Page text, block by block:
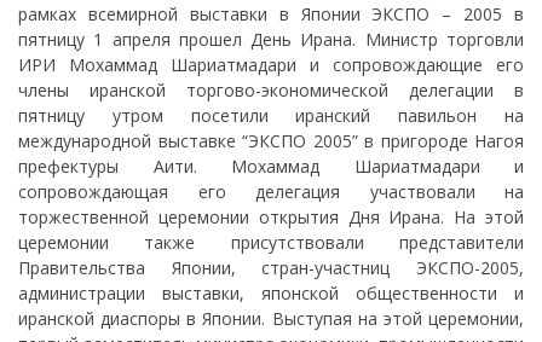
рамках всемирной выставки в Японии ЭКСПО – 2005 в
пятницу 1 апреля прошел День Ирана. Министр торговли
ИРИ Мохаммад Шариатмадари и сопровождающие его
члены иранской торгово-экономической делегации в
пятницу утром посетили иранский павильон на
международной выставке “ЭКСПО 2005” в пригороде Нагоя
префектуры Аити. Мохаммад Шариатмадари и
сопровождающая его делегация участвовали на
торжественной церемонии открытия Дня Ирана. На этой
церемонии также присутствовали представители
Правительства Японии, стран-участниц ЭКСПО-2005,
администрации выставки, японской общественности и
иранской диаспоры в Японии. Выступая на этой церемонии,